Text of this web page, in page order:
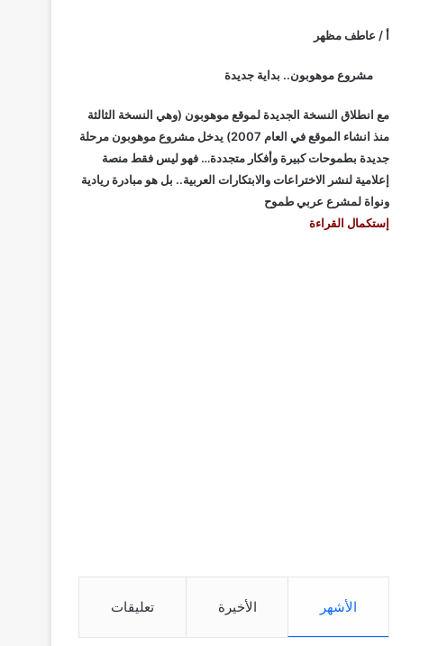
أ / عاطف مظهر
مشروع موهوبون.. بداية جديدة
مع انطلاق النسخة الجديدة لموقع موهوبون (وهي النسخة الثالثة
منذ انشاء الموقع في العام 2007) يدخل مشروع موهوبون مرحلة
جديدة بطموحات كبيرة وأفكار متجددة… فهو ليس فقط منصة
إعلامية لنشر الاختراعات والابتكارات العربية.. بل هو مبادرة ريادية
ونواة لمشرع عربي طموح
إستكمال القراءة
الأشهر الأخيرة تعليقات